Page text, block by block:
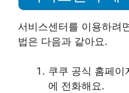
서비스센터를 이용하려
법은 다음과 같아요.
쿠쿠 공식 홈페이
에 전화해요.